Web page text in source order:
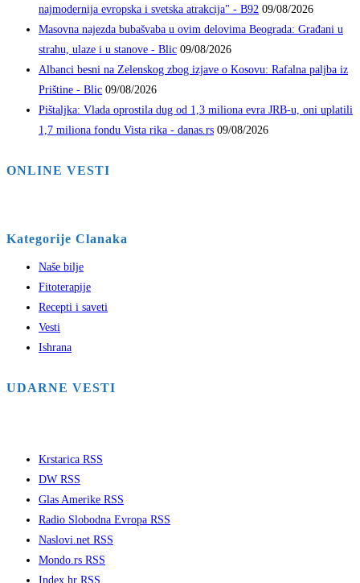
najmodernija evropska i svetska atrakcija" - B92 09/08/2026
Masovna najezda bubašvaba u ovim delovima Beograda: Građani u
strahu, ulaze i u stanove - Blic 09/08/2026
Albanci besni na Zelenskog zbog izjave o Kosovu: Rafalna paljba iz
Prištine - Blic 09/08/2026
Pištaljka: Vlada oprostila dug od 1,3 miliona evra JRB-u, oni uplatili
1,7 miliona fondu Vista rika - danas.rs 09/08/2026
ONLINE VESTI
Kategorije Clanaka
Naše bilje
Fitoterapije
Recepti i saveti
Vesti
Ishrana
UDARNE VESTI
Krstarica RSS
DW RSS
Glas Amerike RSS
Radio Slobodna Evropa RSS
Naslovi.net RSS
Mondo.rs RSS
Index.hr RSS